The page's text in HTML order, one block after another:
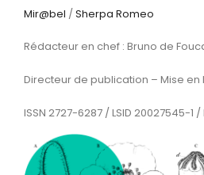
Mir@bel /Sherpa Romeo
Rédacteur en chef : Bruno de
Directeur de publication – Mise en
ISSN 2727-6287 / LSID 20027545-1 /